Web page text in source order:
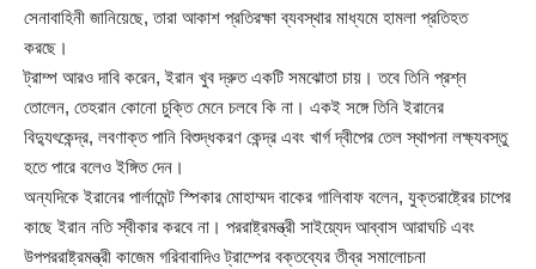
সেনাবাহিনী জানিয়েছে, তারা আকাশ প্রতিরক্ষা ব্যবস্থার মাধ্যমে হামলা প্রতিহত
করছে।
ট্রাম্প আরও দাবি করেন, ইরান খুব দ্রুত একটি সমঝোতা চায়। তবে তিনি প্রশ্ন
তোলেন, তেহরান কোনো চুক্তি মেনে চলবে কি না। একই সঙ্গে তিনি ইরানের
বিদ্যুৎকেন্দ্র, লবণাক্ত পানি বিশুদ্ধকরণ কেন্দ্র এবং খার্গ দ্বীপের তেল স্থাপনা লক্ষ্যবস্তু
হতে পারে বলেও ইঙ্গিত দেন।
অন্যদিকে ইরানের পার্লামেন্ট স্পিকার মোহাম্মদ বাকের গালিবাফ বলেন, যুক্তরাষ্ট্রের চাপের
কাছে ইরান নতি স্বীকার করবে না। পররাষ্ট্রমন্ত্রী সাইয়্যেদ আব্বাস আরাঘচি এবং
উপপররাষ্ট্রমন্ত্রী কাজেম গরিবাবাদিও ট্রাম্পের বক্তব্যের তীব্র সমালোচনা